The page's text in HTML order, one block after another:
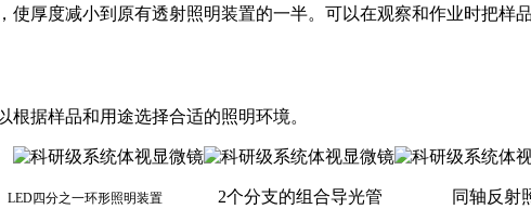
厚度减小到原有透射照明装置的一半。可以在观察和作业时把样
据样品和用途选择合适的照明环境。
LED四分之一环形照明装置 2个分支的组合导光管 同轴反射